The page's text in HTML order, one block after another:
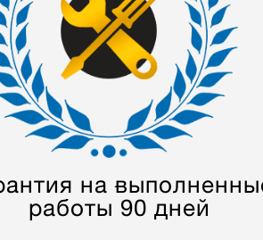
Мастера с опытом
от 5 лет